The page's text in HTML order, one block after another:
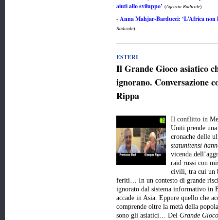
aiuti allo sviluppo’ (Agenzia Radicale)
- Anna Mahjar-Barducci: ‘L’Africa
Radicale)
ESTERI
Il Grande Gioco asiatico
ignorano. Conversazione
Rippa
Il conflitto in
Uniti prende
cronache delle
statunitensi
vicenda
raid russi con
civili, tra cui un
feriti… In un contesto di grande
ignorato dal sistema informativo in
accade in Asia. Eppure quello che
comprende oltre la metà della
sono gli asiatici… Del Grande